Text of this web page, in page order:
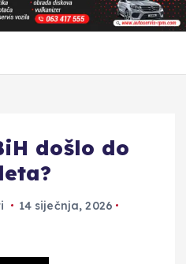
došlo do
14 siječnja, 2026